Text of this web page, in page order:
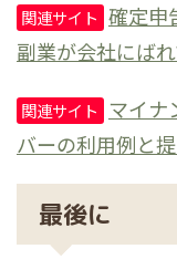
関連サイト 確定申
副業が会社にば
関連サイト
マイナ
バーの利用例と
最後に